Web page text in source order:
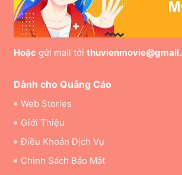
Hoặc gửi mail tới
Dành cho Quảng Cáo
Web Stories
Giới Thiệu
Điều Khoản Dịch Vụ
Chinh Sách Bảo Mật